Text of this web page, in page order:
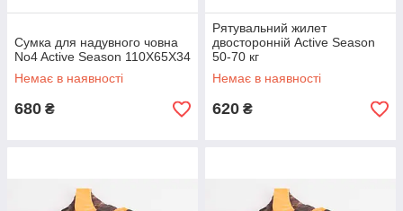
Сумка для надувного човна
No4 Active Season 110Х65Х34
Немає в наявності
680 ₴
Рятувальний жилет
двосторонній Active Season
50-70 кг
Немає в наявності
620 ₴